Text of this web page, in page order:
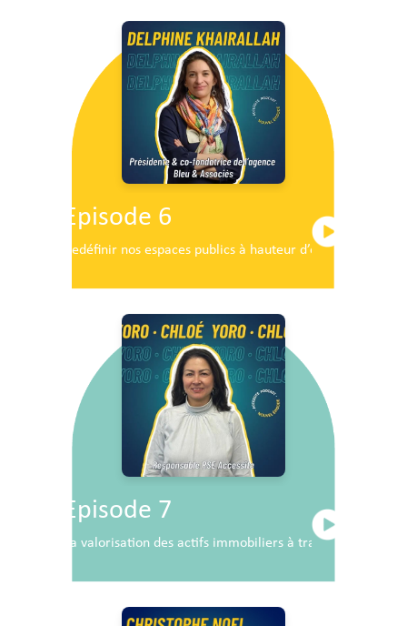
Episode 6
Redéfinir nos espaces publics à hauteur d’enfants
Episode 7
La valorisation des actifs immobiliers à travers la RSE